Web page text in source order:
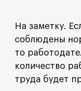
На заметку.
соблюдены
то
количество
труда будет